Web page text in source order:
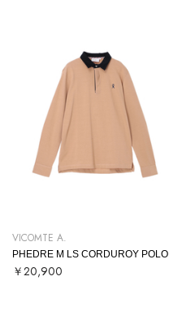
VICOMTE A.
PHEDRE M LS CORDUROY POLO
￥20,900